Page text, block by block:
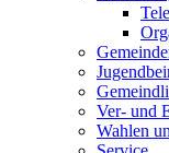
Ver- und
Wahlen